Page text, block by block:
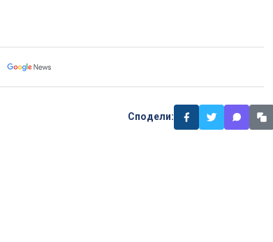
Сподели: